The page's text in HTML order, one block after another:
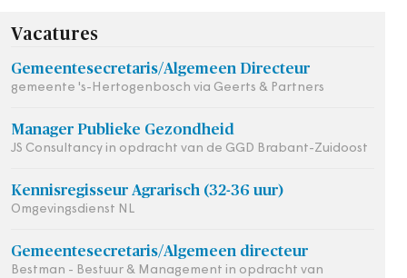
Vacatures
Gemeentesecretaris/Algemeen Directeur
gemeente 's-Hertogenbosch via Geerts & Partners
Manager Publieke Gezondheid
JS Consultancy in opdracht van de GGD Brabant-Zuidoost
Kennisregisseur Agrarisch (32-36 uur)
Omgevingsdienst NL
Gemeentesecretaris/Algemeen directeur
Bestman - Bestuur & Management in opdracht van